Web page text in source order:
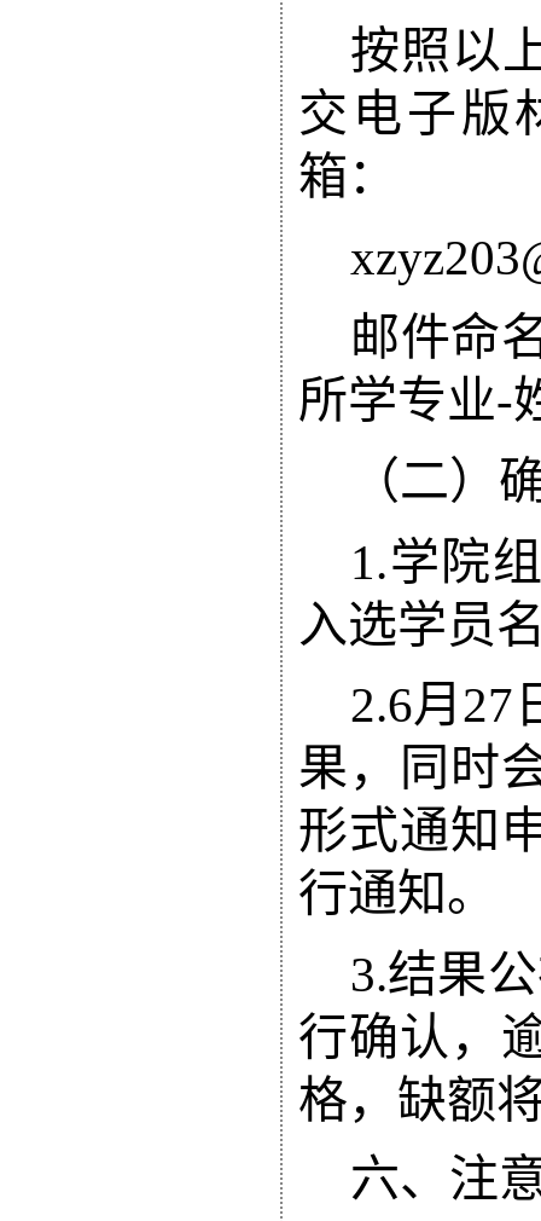
按照以
交电子版
箱：
邮件命
所学专业-
（二）
1.学院
入选学员
2.6月 27
果，同时
形式通知
行通知。
3.结果
行确认，
格，缺额
六、注